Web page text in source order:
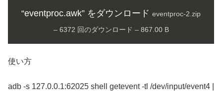
“eventproc.awk” をダウンロード eventproc-2.zip
– 6372 回のダウンロード – 867.00 B
使い方
adb -s 127.0.0.1:62025 shell getevent -tl /dev/input/event4 |